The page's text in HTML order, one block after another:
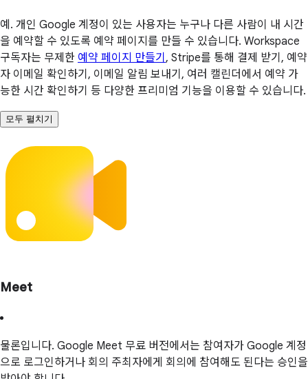
예. 개인 Google 계정이 있는 사용자는 누구나 다른 사람이 내 시간
을 예약할 수 있도록 예약 페이지를 만들 수 있습니다. Workspace
구독자는 무제한 예약 페이지 만들기 , Stripe를 통해 결제 받기, 예약
자 이메일 확인하기, 이메일 알림 보내기, 여러 캘린더에서 예약 가
능한 시간 확인하기 등 다양한 프리미엄 기능을 이용할 수 있습니다.
모두 펼치기
Meet
물론입니다. Google Meet 무료 버전에서는 참여자가 Google 계정
으로 로그인하거나 회의 주최자에게 회의에 참여해도 된다는 승인을